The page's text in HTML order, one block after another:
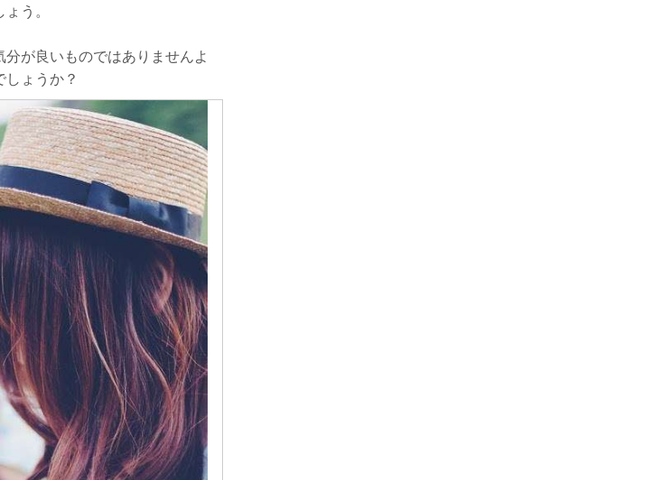
う。
が良いものではありませんよ
ょうか？